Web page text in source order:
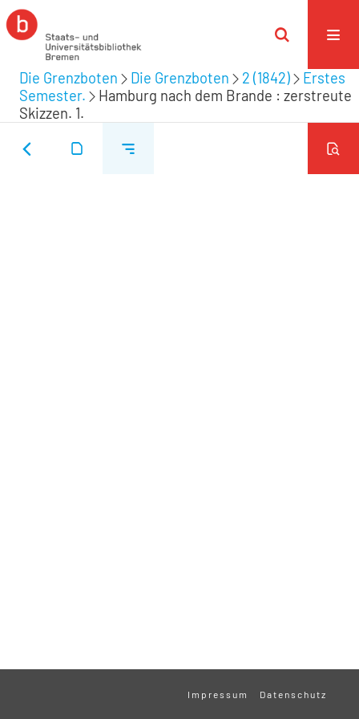
Die Grenzboten Die Grenzboten 2 (1842)
Erstes
Semester.
Hamburg nach dem Brande : zerstreute
Skizzen. 1.
Impressum Datenschutz